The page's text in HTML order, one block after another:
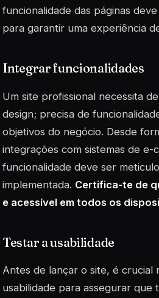
funcionalidade das páginas
para garantir uma experiência
Integrar funcionalidades
Um site profissional necessita
design; precisa de
objetivos do negócio. Desde
integrações com sistemas de e-
funcionalidade deve ser
implementada. Certifica-te de
e acessível em todos os
Testar a usabilidade
Antes de lançar o site, é crucial
usabilidade para assegurar que